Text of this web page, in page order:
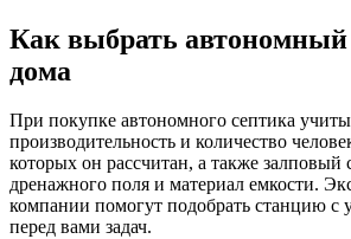
Как выбрать автономный
дома
При покупке автономного септика
производительность и количество
которых он рассчитан, а также залповый
дренажного поля и материал емкости.
компании помогут подобрать станцию с
перед вами задач.